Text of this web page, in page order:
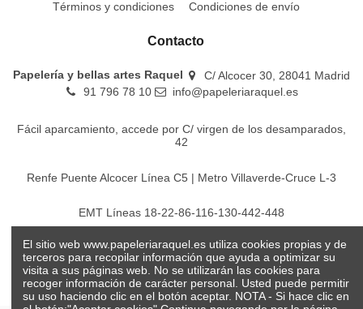
Términos y condiciones Condiciones de envío
Contacto
Papelería y bellas artes Raquel
C/ Alcocer 30, 28041 Madrid
91 796 78 10
info@papeleriaraquel.es
Fácil aparcamiento, accede por C/ virgen de los desamparados,
42
Renfe Puente Alcocer Línea C5 | Metro Villaverde-Cruce L-3
EMT Líneas 18-22-86-116-130-442-448
Todos los precios son indicados con impuestos incluidos
El sitio web www.papeleriaraquel.es utiliza cookies propias y de
terceros para recopilar información que ayuda a optimizar su
visita a sus páginas web. No se utilizarán las cookies para
recoger información de carácter personal. Usted puede permitir
su uso haciendo clic en el botón aceptar. NOTA - Si hace clic en